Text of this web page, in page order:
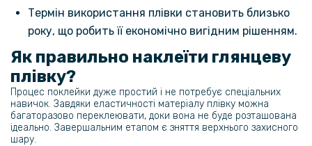
279 грн
Загартоване захисне скло 3D Full Screen Tempered Glass для
Motorola Razr 50 Ultra / Razr+ 2024, Black
118 грн
Термін використання плівки становить близько
року, що робить її економічно вигідним рішенням.
Як правильно наклеїти глянцеву
плівку?
Процес поклейки дуже простий і не потребує спеціальних
навичок. Завдяки еластичності матеріалу плівку можна
багаторазово переклеювати, доки вона не буде розташована
ідеально. Завершальним етапом є зняття верхнього захисного
шару.